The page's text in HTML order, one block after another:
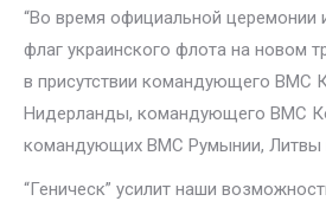
“Во время официальной церемонии
флаг украинского флота на новом
в присутствии командующего ВМС
Нидерланды, командующего ВМС
командующих ВМС Румынии, Литвы
“Геническ” усилит наши